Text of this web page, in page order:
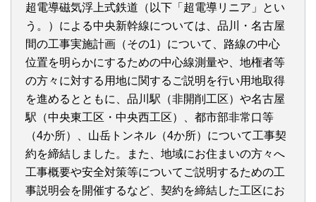
超電導磁気浮上式鉄道（以下「超電導リニア」とい
う。）による中央新幹線については、品川・名古屋
間の工事実施計画（その1）について、路線の中心
位置を明らかにするための中心線測量や、地権者等
の方々に対する用地に関するご説明を行い用地取得
を進めるとともに、品川駅（非開削工区）や名古屋
駅（中央東工区・中央西工区）、都市部非常口等
（4か所）、山岳トンネル（4か所）について工事契
約を締結しました。また、地域にお住まいの方々へ
工事概要や安全対策等についてご説明するための工
事説明会を開催するなど、契約を締結した工区にお